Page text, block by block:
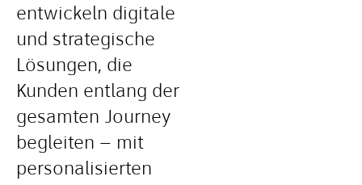
entwickeln digitale
und strategische
Lösungen, die
Kunden entlang der
gesamten Journey
begleiten – mit
personalisierten